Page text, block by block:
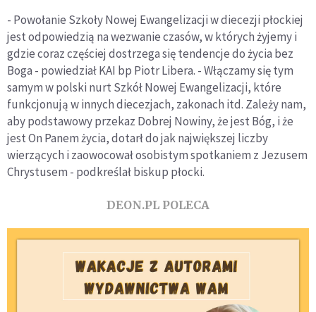
- Powołanie Szkoły Nowej Ewangelizacji w diecezji płockiej
jest odpowiedzią na wezwanie czasów, w których żyjemy i
gdzie coraz częściej dostrzega się tendencje do życia bez
Boga - powiedział KAI bp Piotr Libera. - Włączamy się tym
samym w polski nurt Szkół Nowej Ewangelizacji, które
funkcjonują w innych diecezjach, zakonach itd. Zależy nam,
aby podstawowy przekaz Dobrej Nowiny, że jest Bóg, i że
jest On Panem życia, dotarł do jak największej liczby
wierzących i zaowocował osobistym spotkaniem z Jezusem
Chrystusem - podkreślał biskup płocki.
DEON.PL POLECA